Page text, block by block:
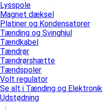
Lysspole
Magnet dæksel
Platiner og Kondensatorer
Tænding og Svinghjul
Tændkabel
Tændrør
Tændrørshætte
Tændspoler
Volt regulator
Se alt i Tænding og Elektronik
Udstødning